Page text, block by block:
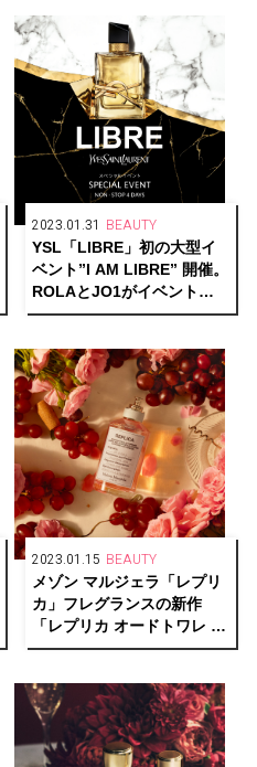
2023.01.31 BEAUTY
YSL「LIBRE」初の大型イ
ベント”I AM LIBRE” 開催。
ROLAとJO1がイベントナ
ビゲーターに決定！
2023.01.15 BEAUTY
メゾン マルジェラ「レプリ
カ」フレグランスの新作
「レプリカ オードトワレ オ
ン ア デート」は夕暮れのエ
させる香り